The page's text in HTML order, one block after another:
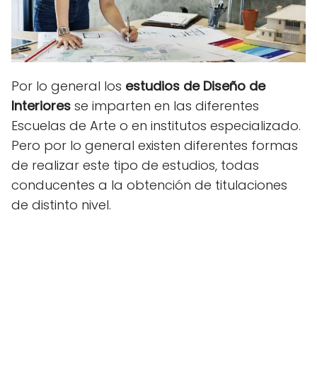
Por lo general los estudios de Diseño de
Interiores se imparten en las diferentes
Escuelas de Arte o en institutos especializado.
Pero por lo general existen diferentes formas
de realizar este tipo de estudios, todas
conducentes a la obtención de titulaciones
de distinto nivel.